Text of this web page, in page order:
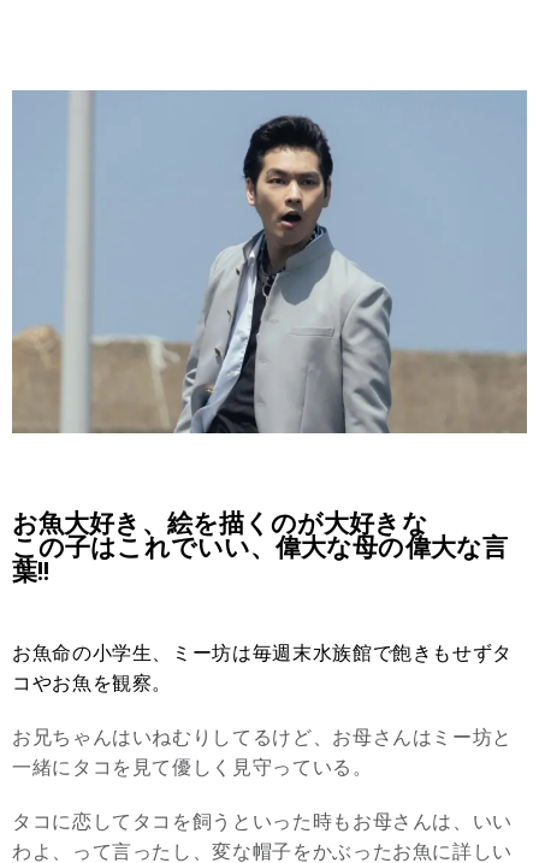
お魚大好き、絵を描くのが大好きな
この子はこれでいい、偉大な母の偉大な言
葉!!
お魚命の小学生、ミー坊は毎週末水族館で飽きもせずタ
コやお魚を観察。
お兄ちゃんはいねむりしてるけど、お母さんはミー坊と
一緒にタコを見て優しく見守っている。
タコに恋してタコを飼うといった時もお母さんは、いい
わよ、って言ったし、変な帽子をかぶったお魚に詳しい